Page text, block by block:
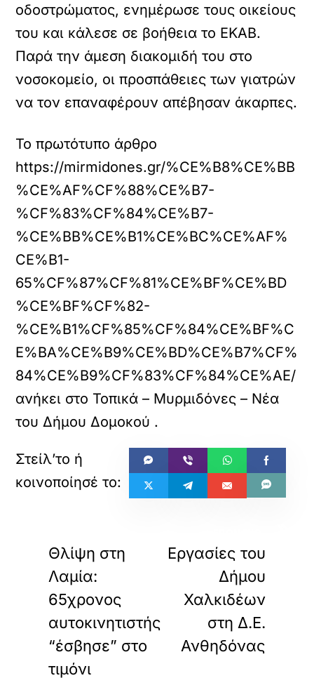
οδοστρώματος, ενημέρωσε τους οικείους
του και κάλεσε σε βοήθεια το ΕΚΑΒ.
Παρά την άμεση διακομιδή του στο
νοσοκομείο, οι προσπάθειες των γιατρών
να τον επαναφέρουν απέβησαν άκαρπες.
Το πρωτότυπο άρθρο
https://mirmidones.gr/%CE%B8%CE%BB
%CE%AF%CF%88%CE%B7-
%CF%83%CF%84%CE%B7-
%CE%BB%CE%B1%CE%BC%CE%AF%
CE%B1-
65%CF%87%CF%81%CE%BF%CE%BD
%CE%BF%CF%82-
%CE%B1%CF%85%CF%84%CE%BF%C
E%BA%CE%B9%CE%BD%CE%B7%CF%
84%CE%B9%CF%83%CF%84%CE%AE/
ανήκει στο Τοπικά – Μυρμιδόνες – Νέα
του Δήμου Δομοκού .
Θλίψη στη
Λαμία:
65χρονος
αυτοκινητιστής
“έσβησε” στο
τιμόνι
Εργασίες του
Δήμου
Χαλκιδέων
στη Δ.Ε.
Ανθηδόνας